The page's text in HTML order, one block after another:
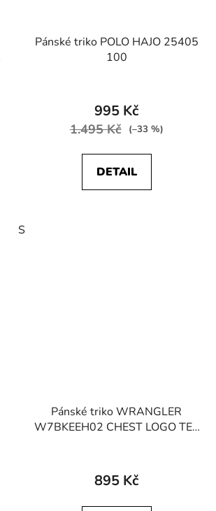
Pánské triko POLO HAJO 25405
100
hodnocení
produktu
z
995 Kč
1.495 Kč (–33 %)
DETAIL
S
Pánské triko WRANGLER
W7BKEEH02 CHEST LOGO TEE
895 Kč